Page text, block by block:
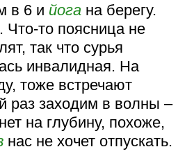
в 6 и йога на берегу.
. Что-то поясница не
так что сурья
инвалидная. На
тоже встречают
раз заходим в волны –
на глубину, похоже,
нас не хочет отпускать.